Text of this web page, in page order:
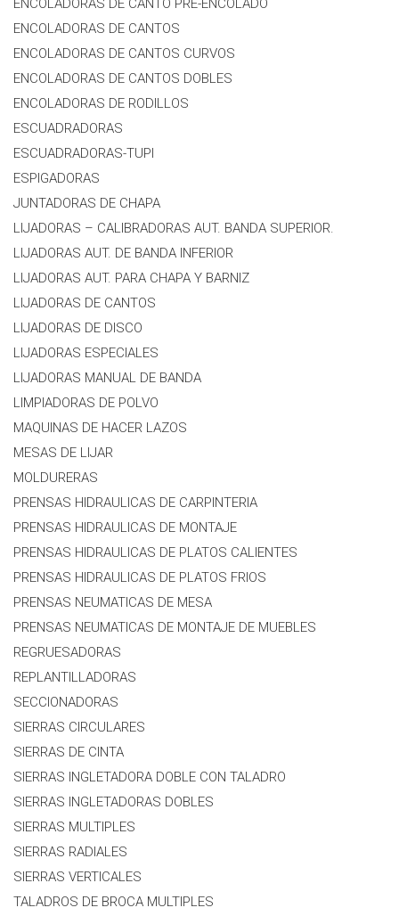
ENCOLADORAS DE CANTO PRE-ENCOLADO
ENCOLADORAS DE CANTOS
ENCOLADORAS DE CANTOS CURVOS
ENCOLADORAS DE CANTOS DOBLES
ENCOLADORAS DE RODILLOS
ESCUADRADORAS
ESCUADRADORAS-TUPI
ESPIGADORAS
JUNTADORAS DE CHAPA
LIJADORAS – CALIBRADORAS AUT. BANDA SUPERIOR.
LIJADORAS AUT. DE BANDA INFERIOR
LIJADORAS AUT. PARA CHAPA Y BARNIZ
LIJADORAS DE CANTOS
LIJADORAS DE DISCO
LIJADORAS ESPECIALES
LIJADORAS MANUAL DE BANDA
LIMPIADORAS DE POLVO
MAQUINAS DE HACER LAZOS
MESAS DE LIJAR
MOLDURERAS
PRENSAS HIDRAULICAS DE CARPINTERIA
PRENSAS HIDRAULICAS DE MONTAJE
PRENSAS HIDRAULICAS DE PLATOS CALIENTES
PRENSAS HIDRAULICAS DE PLATOS FRIOS
PRENSAS NEUMATICAS DE MESA
PRENSAS NEUMATICAS DE MONTAJE DE MUEBLES
REGRUESADORAS
REPLANTILLADORAS
SECCIONADORAS
SIERRAS CIRCULARES
SIERRAS DE CINTA
SIERRAS INGLETADORA DOBLE CON TALADRO
SIERRAS INGLETADORAS DOBLES
SIERRAS MULTIPLES
SIERRAS RADIALES
SIERRAS VERTICALES
TALADROS DE BROCA MULTIPLES